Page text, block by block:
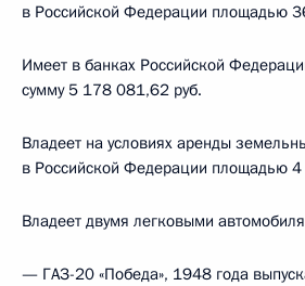
в Российской Федерации площадью
Имеет в банках Российской
сумму 5 178 081,62 руб.
Владеет на условиях аренды
в Российской Федерации площадью
Владеет двумя легковыми
— ГАЗ-20 «Победа», 1948 года